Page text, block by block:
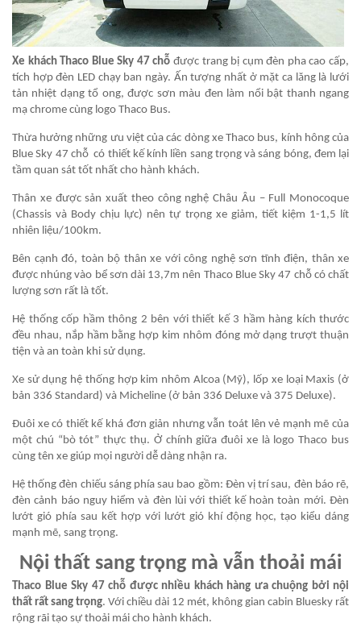
Xe khách Thaco Blue Sky 47 chỗ được trang bị cụm đèn pha cao cấp,
tích hợp đèn LED chạy ban ngày. Ấn tượng nhất ở mặt ca lăng là lưới
tản nhiệt dạng tổ ong, được sơn màu đen làm nổi bật thanh ngang
mạ chrome cùng logo Thaco Bus.
Thừa hưởng những ưu việt của các dòng xe Thaco bus, kính hông của
Blue Sky 47 chỗ có thiết kế kính liền sang trọng và sáng bóng, đem lại
tầm quan sát tốt nhất cho hành khách.
Thân xe được sản xuất theo công nghệ Châu Âu – Full Monocoque
(Chassis và Body chịu lực) nên tự trọng xe giảm, tiết kiệm 1-1,5 lít
nhiên liệu/100km.
Bên cạnh đó, toàn bộ thân xe với công nghệ sơn tĩnh điện, thân xe
được nhúng vào bể sơn dài 13,7m nên Thaco Blue Sky 47 chỗ có chất
lượng sơn rất là tốt.
Hệ thống cốp hầm thông 2 bên với thiết kế 3 hầm hàng kích thước
đều nhau, nắp hầm bằng hợp kim nhôm đóng mở dạng trượt thuận
tiện và an toàn khi sử dụng.
Xe sử dụng hệ thống hợp kim nhôm Alcoa (Mỹ), lốp xe loại Maxis (ở
bản 336 Standard) và Micheline (ở bản 336 Deluxe và 375 Deluxe).
Đuôi xe có thiết kế khá đơn giản nhưng vẫn toát lên vẻ mạnh mẽ của
một chú “bò tót” thực thụ. Ở chính giữa đuôi xe là logo Thaco bus
cùng tên xe giúp mọi người dễ dàng nhận ra.
Hệ thống đèn chiếu sáng phía sau bao gồm: Đèn vị trí sau, đèn báo rẽ,
đèn cảnh báo nguy hiểm và đèn lùi với thiết kế hoàn toàn mới. Đèn
lướt gió phía sau kết hợp với lướt gió khí động học, tạo kiểu dáng
mạnh mẽ, sang trọng.
Nội thất sang trọng mà vẫn thoải mái
Thaco Blue Sky 47 chỗ được nhiều khách hàng ưa chuộng bởi nội
thất rất sang trọng. Với chiều dài 12 mét, không gian cabin Bluesky rất
rộng rãi tạo sự thoải mái cho hành khách.